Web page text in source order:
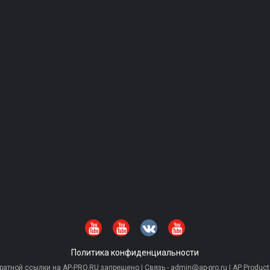
Политика конфиденциальности
ссылки на AP-PRO.RU запрещено | Связь - admin@ap-pro.ru | AP